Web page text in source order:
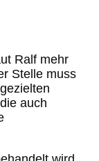
Ralf mehr
Stelle muss
auch